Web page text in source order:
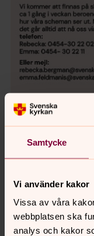
Samtycke
Vi använder kakor
Vissa av våra
webbplatsen ska
analys och kakor
Ung och behöver
Synpunkter
innehåll?